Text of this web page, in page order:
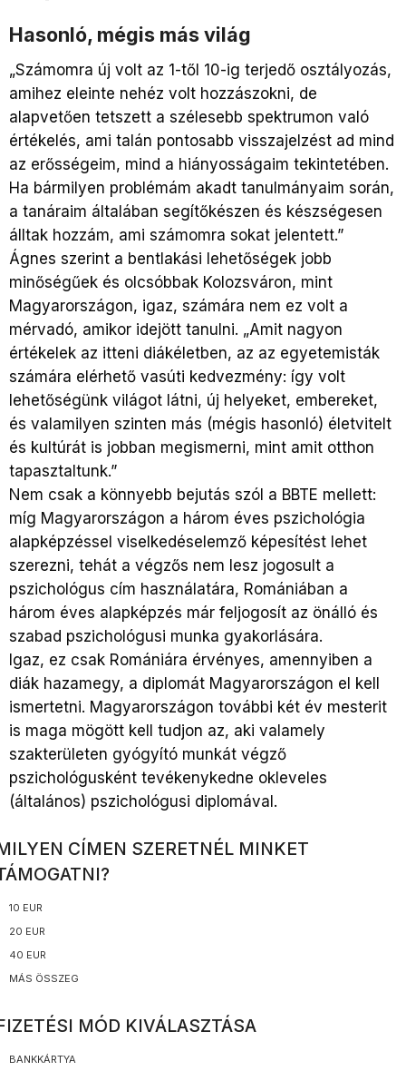
Hasonló, mégis más világ
„Számomra új volt az 1-től 10-ig terjedő osztályozás,
amihez eleinte nehéz volt hozzászokni, de
alapvetően tetszett a szélesebb spektrumon való
értékelés, ami talán pontosabb visszajelzést ad mind
az erősségeim, mind a hiányosságaim tekintetében.
Ha bármilyen problémám akadt tanulmányaim során,
a tanáraim általában segítőkészen és készségesen
álltak hozzám, ami számomra sokat jelentett.”
Ágnes szerint a bentlakási lehetőségek jobb
minőségűek és olcsóbbak Kolozsváron, mint
Magyarországon, igaz, számára nem ez volt a
mérvadó, amikor idejött tanulni. „Amit nagyon
értékelek az itteni diákéletben, az az egyetemisták
számára elérhető vasúti kedvezmény: így volt
lehetőségünk világot látni, új helyeket, embereket,
és valamilyen szinten más (mégis hasonló) életvitelt
és kultúrát is jobban megismerni, mint amit otthon
tapasztaltunk.”
Nem csak a könnyebb bejutás szól a BBTE mellett:
míg Magyarországon a három éves pszichológia
alapképzéssel viselkedéselemző képesítést lehet
szerezni, tehát a végzős nem lesz jogosult a
pszichológus cím használatára, Romániában a
három éves alapképzés már feljogosít az önálló és
szabad pszichológusi munka gyakorlására.
Igaz, ez csak Romániára érvényes, amennyiben a
diák hazamegy, a diplomát Magyarországon el kell
ismertetni. Magyarországon további két év mesterit
is maga mögött kell tudjon az, aki valamely
szakterületen gyógyító munkát végző
pszichológusként tevékenykedne okleveles
(általános) pszichológusi diplomával.
CÍMEN SZERETNÉL MINKET
10 EUR
20 EUR
40 EUR
MÁS ÖSSZEG
MÓD KIVÁLASZTÁSA
BANKKÁRTYA